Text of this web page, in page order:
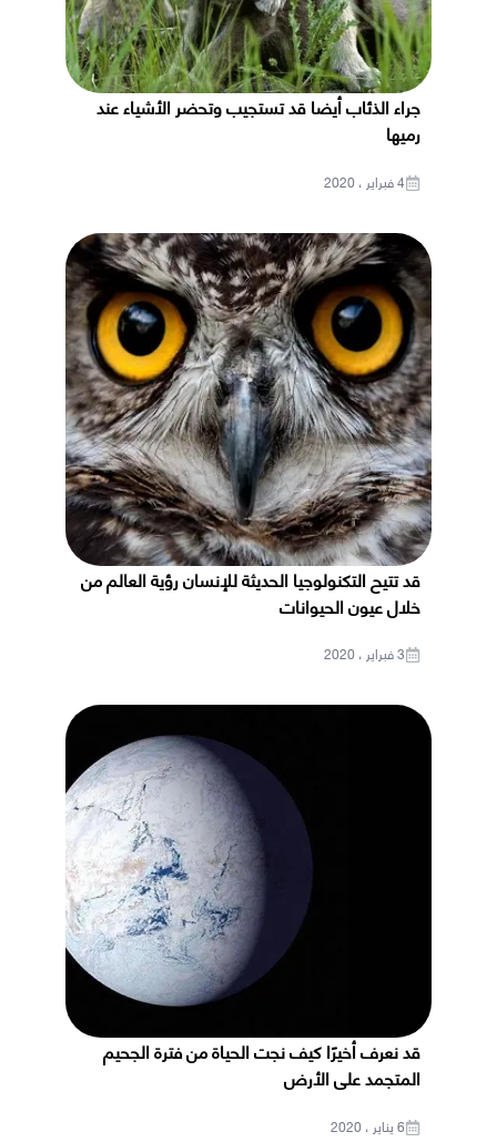
جراء الذئاب أيضا قد تستجيب وتحضر الأشياء عند
رميها
4 فبراير ، 2020
قد تتيح التكنولوجيا الحديثة للإنسان رؤية العالم من
خلال عيون الحيوانات
3 فبراير ، 2020
قد نعرف أخيرًا كيف نجت الحياة من فترة الجحيم
المتجمد على الأرض
6 يناير ، 2020